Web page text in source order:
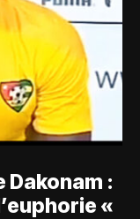
Dakonam :
«